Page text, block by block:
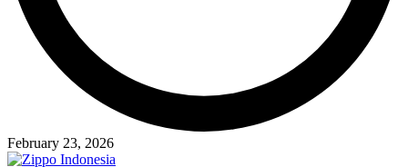
February 23, 2026